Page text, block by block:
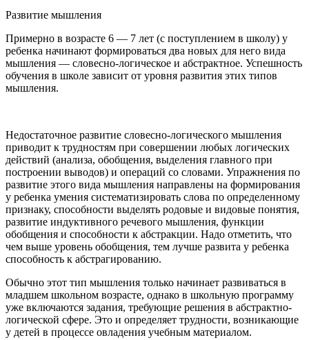
Развитие мышления
Примерно в возрасте 6 — 7 лет (с поступлением в школу) у
ребенка начинают формироваться два новых для него вида
мышления — словесно-логическое и абстрактное. Успешность
обучения в школе зависит от уровня развития этих типов
мышления.
Недостаточное развитие словесно-логического мышления
приводит к трудностям при совершении любых логических
действий (анализа, обобщения, выделения главного при
построении выводов) и операций со словами. Упражнения по
развитие этого вида мышления направлены на формирования
у ребенка умения систематизировать слова по определенному
признаку, способности выделять родовые и видовые понятия,
развитие индуктивного речевого мышления, функции
обобщения и способности к абстракции. Надо отметить, что
чем выше уровень обобщения, тем лучше развита у ребенка
способность к абстрагированию.
Обычно этот тип мышления только начинает развиваться в
младшем школьном возрасте, однако в школьную программу
уже включаются задания, требующие решения в абстрактно-
логической сфере. Это и определяет трудности, возникающие
у детей в процессе овладения учебным материалом.